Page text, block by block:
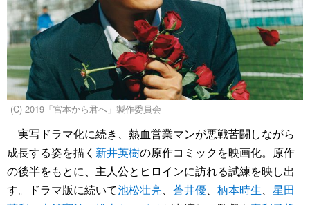
(C) 2019「宮本から君へ」製作委員会
実写ドラマ化に続き、熱血営業マンが悪戦苦闘しながら
成長する姿を描く 新井英樹の原作コミックを映画化。原作
の後半をもとに、主人公とヒロインに訪れる試練を映し出
す。ドラマ版に続いて池松壮亮、 蒼井優、 柄本時生、 星田